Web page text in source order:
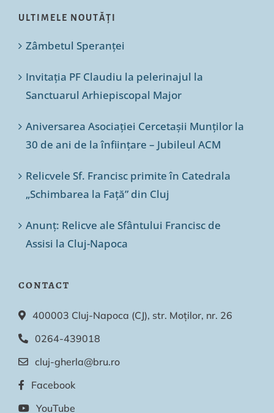
ULTIMELE NOUTĂȚI
Zâmbetul Speranței
Invitația PF Claudiu la pelerinajul la
Sanctuarul Arhiepiscopal Major
Aniversarea Asociației Cercetașii Munților la
30 de ani de la înființare – Jubileul ACM
Relicvele Sf. Francisc primite în Catedrala
„Schimbarea la Față” din Cluj
Anunț: Relicve ale Sfântului Francisc de
Assisi la Cluj-Napoca
CONTACT
400003 Cluj-Napoca (CJ), str. Moților, nr. 26
0264-439018
cluj-gherla@bru.ro
Facebook
YouTube